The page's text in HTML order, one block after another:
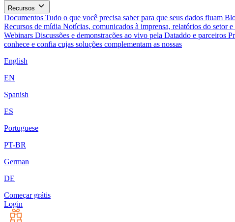
Recursos
Documentos Tudo o que você precisa saber para que seus dados fluam
Recursos de mídia Notícias, comunicados à imprensa, relatórios do setor e
Webinars Discussões e demonstrações ao vivo pela Dataddo e parceiros
conhece e confia cujas soluções complementam as nossas
English
EN
Spanish
ES
Portuguese
PT-BR
German
DE
Começar grátis
Login